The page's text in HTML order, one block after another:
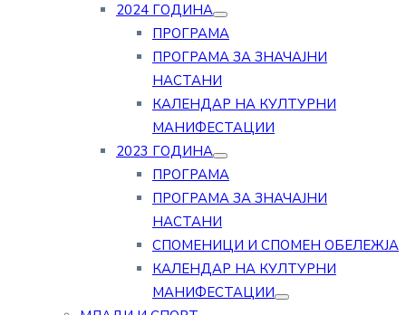
2024 ГОДИНА
ПРОГРАМА
ПРОГРАМА ЗА ЗНАЧАЈНИ
НАСТАНИ
КАЛЕНДАР НА КУЛТУРНИ
МАНИФЕСТАЦИИ
2023 ГОДИНА
ПРОГРАМА
ПРОГРАМА ЗА ЗНАЧАЈНИ
НАСТАНИ
СПОМЕНИЦИ И СПОМЕН ОБЕЛЕЖЈА
КАЛЕНДАР НА КУЛТУРНИ
МАНИФЕСТАЦИИ